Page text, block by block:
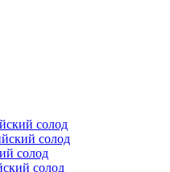
солод
солод
солод
солод